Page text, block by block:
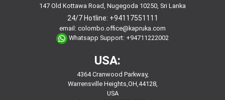
147 Old Kottawa Road, Nugegoda 10250, Sri Lanka
24/7 Hotline: +94117551111
email: colombo.office@kapruka.com
Whatsapp Support: +94711222002
USA:
4364 Cranwood Parkway,
Warrensville Heights,OH,44128,
USA